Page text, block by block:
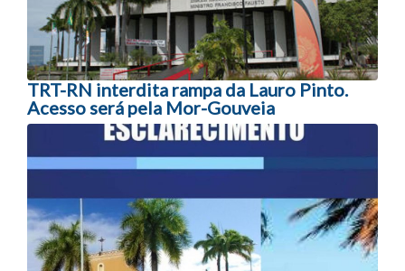
TRT-RN interdita rampa da Lauro Pinto.
Acesso será pela Mor-Gouveia